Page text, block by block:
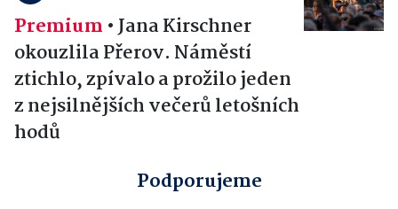
Premium •Jana Kirschner
okouzlila Přerov. Náměstí
ztichlo, zpívalo a prožilo jeden
z nejsilnějších večerů letošních
hodů
Podporujeme